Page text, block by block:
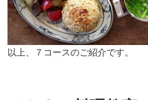
以上、７コースのご紹介です。